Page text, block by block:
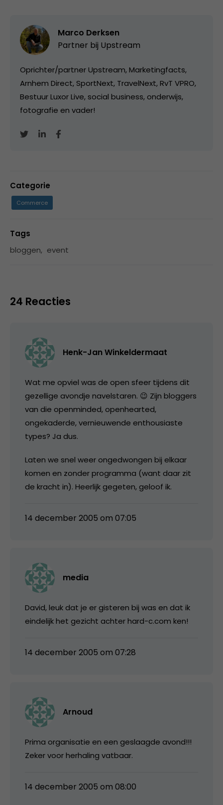
Marco Derksen
Partner bij Upstream
Oprichter/partner Upstream, Marketingfacts,
Arnhem Direct, SportNext, TravelNext, RvT VPRO,
Bestuur Luxor Live, social business, onderwijs,
fotografie en vader!
Categorie
Commerce
Tags
bloggen, event
24 Reacties
Henk-Jan Winkeldermaat
Wat me opviel was de open sfeer tijdens dit
gezellige avondje navelstaren. 😉 Zijn bloggers
van die openminded, openhearted,
ongekaderde, vernieuwende enthousiaste
types? Ja dus.
Laten we snel weer ongedwongen bij elkaar
komen en zonder programma (want daar zit
de kracht in). Heerlijk gegeten, geloof ik.
14 december 2005 om 07:05
media
David, leuk dat je er gisteren bij was en dat ik
eindelijk het gezicht achter hard-c.com ken!
14 december 2005 om 07:28
Arnoud
Prima organisatie en een geslaagde avond!!!
Zeker voor herhaling vatbaar.
14 december 2005 om 08:00